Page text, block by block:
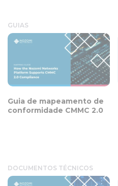
GUIAS
Guia de mapeamento de
conformidade CMMC 2.0
DOCUMENTOS TÉCNICOS